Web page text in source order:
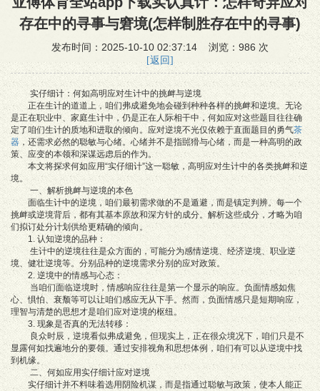
存在中的寻事与窘境(怎样制胜存在中的寻事)
发布时间：2025-10-10 02:37:14 浏览： 986 次
[返回]
实仔细计：何如高明应对生计中的挑衅与逆境
正在生计的道道上，咱们弗成避免地会碰到种种各样的挑衅和逆境。无论
是正在职业中、家庭生计中，仍是正在人际相干中，何如应对这些题目往往确
定了咱们生计的质地和进取的倾向。应对逆境不光仅依赖于直面题目的勇气茶
器，还需求必然的聪敏与心绪。心绪并不是指嚚猾与心绪，而是一种高明的政
策、应变的本领和深谋远虑后的作为。
本文将探求何如应用“实仔细计”这一聪敏，高明应对生计中的各类挑衅和逆
境。
一、解析挑衅与逆境的本色
面临生计中的逆境，咱们最初需求做的不是遁避，而是镇定判辨。每一个
挑衅或逆境背后，都有其基本原故和深方针的成分。解析这些成分，才略为咱
们拟订处分计划供给更精确的倾向。
1. 认知逆境的品种：
生计中的逆境往往是众方面的，可能分为感情逆境、经济逆境、职业逆
境、健壮逆境等。分别品种的逆境需求分别的应对政策。
2. 逆境中的情感与心态：
当咱们面临逆境时，情感响应往往是第一个显示的响应。负面情感如焦
心、惧怕、衰颓等可以让咱们感应无从下手。然而，负面情感只是短期响应，
理智与清楚的思想才是咱们应对逆境的枢纽。
3. 现象是否真的无法转移：
良众时辰，逆境看似弗成避免，但现实上，正在很众境况下，咱们只是不
显露何如找遍地分的要领。通过安排视角和思想体例，咱们有可以从逆境中找
到机缘。
二、何如应用实仔细计应对逆境
实仔细计并不料味着选用阴险机谋，而是指通过聪敏与政策，使本人能正